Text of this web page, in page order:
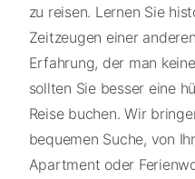
zu reisen. Lernen Sie
Zeitzeugen einer
Erfahrung, der man
sollten Sie besser eine
Reise buchen. Wir
bequemen Suche, von
Apartment oder